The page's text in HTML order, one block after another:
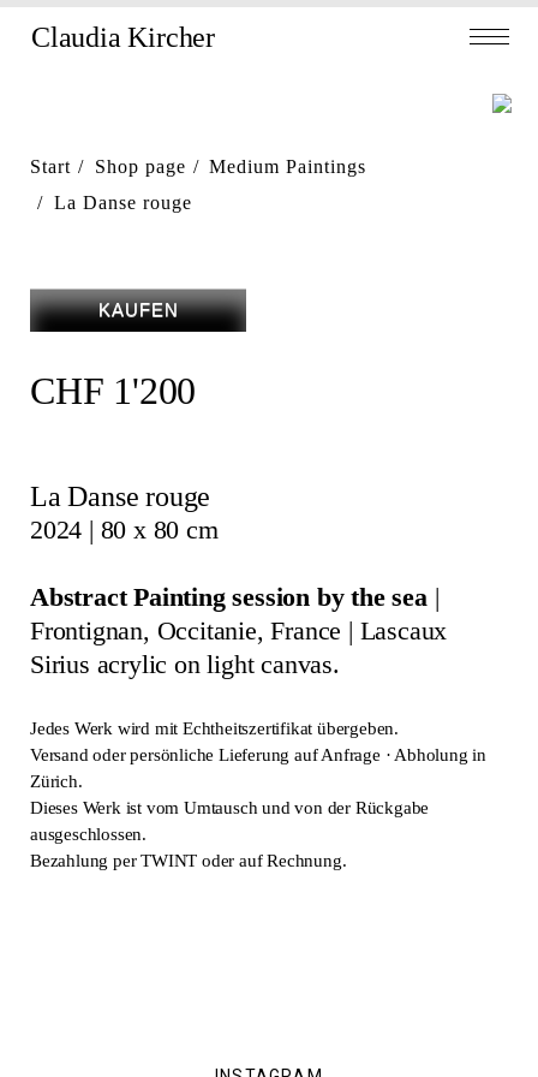
Claudia Kircher
Start Shop page
Medium Paintings
La Danse rouge
KAUFEN
CHF 1'200
La Danse rouge
2024 | 80 x 80 cm
Abstract Painting session by the sea|
Frontignan, Occitanie, France | Lascaux
Sirius acrylic on light canvas.
Jedes Werk wird mit Echtheitszertifikat übergeben.
Versand oder persönliche Lieferung auf Anfrage · Abholung in
Zürich.
Dieses Werk ist vom Umtausch und von der Rückgabe
ausgeschlossen.
Bezahlung per TWINT oder auf Rechnung.